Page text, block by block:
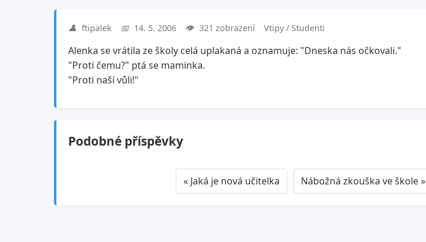
👤 ftipalek 📅 14. 5. 2006 👁️ 321 zobrazení Vtipy / Studenti
Alenka se vrátila ze školy celá uplakaná a oznamuje: "Dneska nás očkovali."
"Proti čemu?" ptá se maminka.
"Proti naší vůli!"
Podobné příspěvky
« Jaká je nová učitelka Nábožná zkouška ve škole »